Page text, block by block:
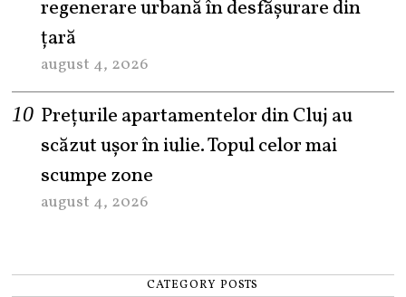
regenerare urbană în desfășurare din
țară
august 4, 2026
Prețurile apartamentelor din Cluj au
scăzut ușor în iulie. Topul celor mai
scumpe zone
august 4, 2026
CATEGORY POSTS